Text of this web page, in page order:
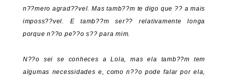
n??mero agrad??vel. Mas tamb??m te digo que ?? a mais
imposs??vel. E tamb??m ser?? relativamente longa
porque n??o pe??o s?? para mim.
N??o sei se conheces a Lola, mas ela tamb??m tem
algumas necessidades e, como n??o pode falar por ela,